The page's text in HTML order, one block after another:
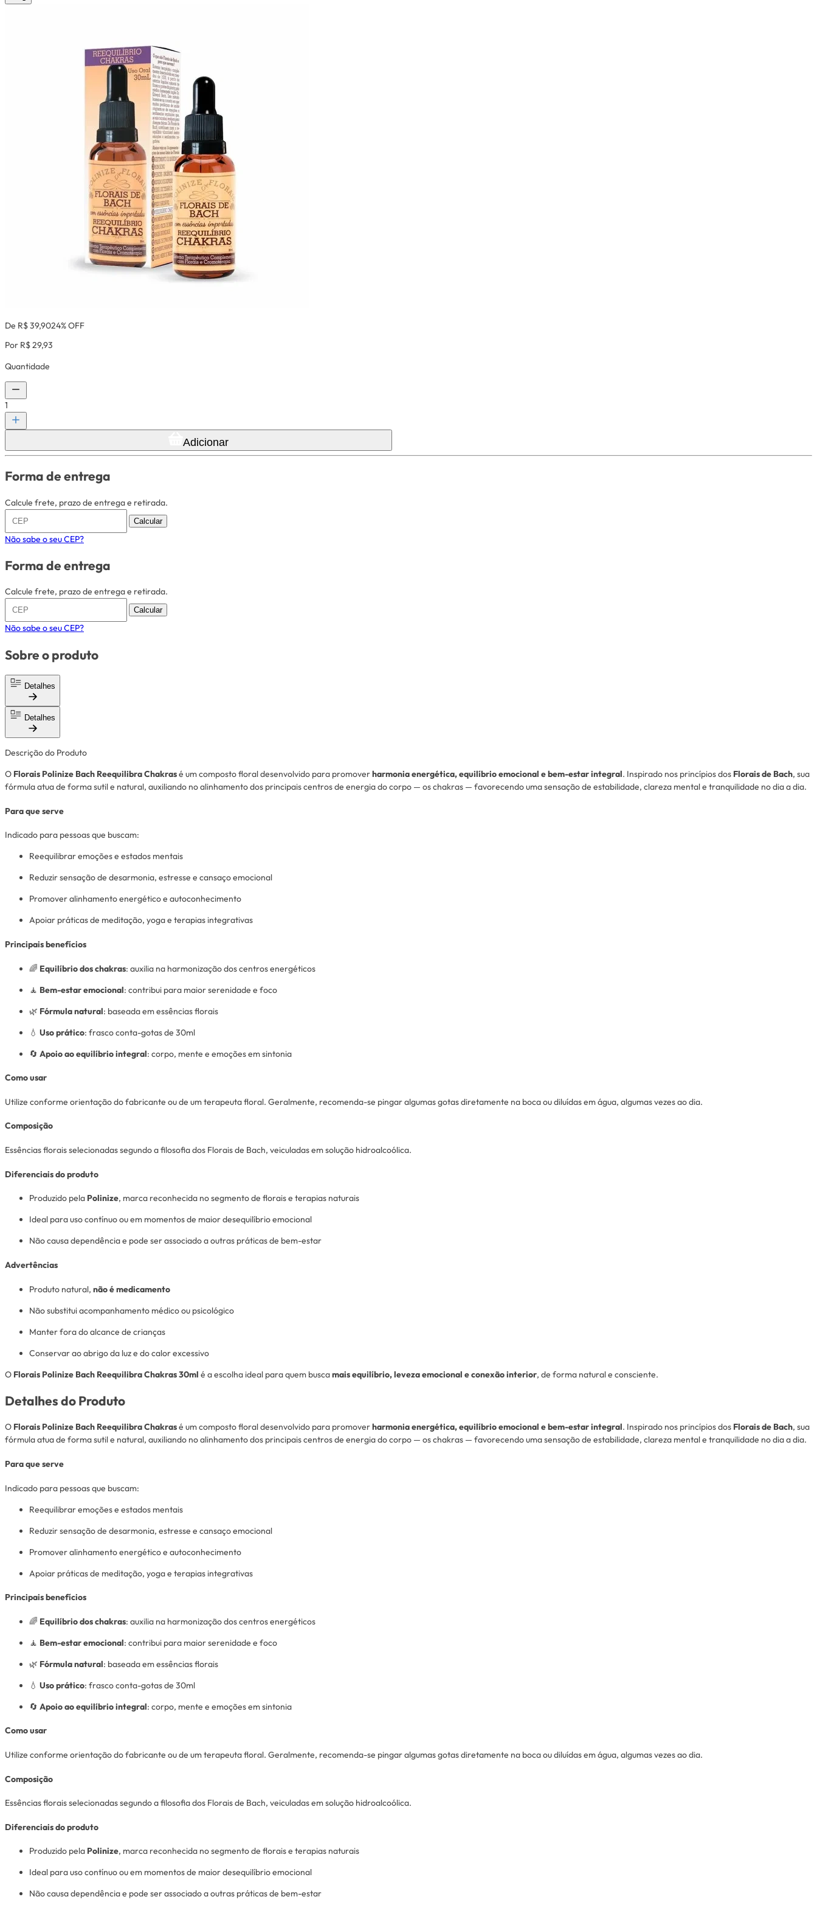
De R$ 39,9024% OFF
Por R$ 29,93
Quantidade
1
Adicionar
Forma de entrega
Calcule frete, prazo de entrega e retirada.
Calcular
Não sabe o seu CEP?
Forma de entrega
Calcule frete, prazo de entrega e retirada.
Calcular
Não sabe o seu CEP?
Sobre o produto
Detalhes
Detalhes
Descrição do Produto
O Florais Polinize Bach Reequilibra Chakrasé um composto floral desenvolvido para promoverharmonia energética, equilíbrio emocional e bem-estar integral. Inspirado nos princípios dos Florais de Bach, sua
fórmula atua de forma sutil e natural, auxiliando no alinhamento dos principais centros de energia do corpo — os chakras — favorecendo uma sensação de estabilidade, clareza mental e tranquilidade no dia a dia.
Para que serve
Indicado para pessoas que buscam:
Reequilibrar emoções e estados mentais
Reduzir sensação de desarmonia, estresse e cansaço emocional
Promover alinhamento energético e autoconhecimento
Apoiar práticas de meditação, yoga e terapias integrativas
Principais benefícios
🌈 Equilíbrio dos chakras: auxilia na harmonização dos centros energéticos
🧘 Bem-estar emocional: contribui para maior serenidade e foco
🌿 Fórmula natural: baseada em essências florais
💧 Uso prático: frasco conta-gotas de 30ml
🔄 Apoio ao equilíbrio integral: corpo, mente e emoções em sintonia
Como usar
Utilize conforme orientação do fabricante ou de um terapeuta floral. Geralmente, recomenda-se pingar algumas gotas diretamente na boca ou diluídas em água, algumas vezes ao dia.
Composição
Essências florais selecionadas segundo a filosofia dos Florais de Bach, veiculadas em solução hidroalcoólica.
Diferenciais do produto
Produzido pela Polinize, marca reconhecida no segmento de florais e terapias naturais
Ideal para uso contínuo ou em momentos de maior desequilíbrio emocional
Não causa dependência e pode ser associado a outras práticas de bem-estar
Advertências
Produto natural, não é medicamento
Não substitui acompanhamento médico ou psicológico
Manter fora do alcance de crianças
Conservar ao abrigo da luz e do calor excessivo
O Florais Polinize Bach Reequilibra Chakras 30ml é a escolha ideal para quem buscamais equilíbrio, leveza emocional e conexão interior, de forma natural e consciente.
Detalhes do Produto
O Florais Polinize Bach Reequilibra Chakrasé um composto floral desenvolvido para promoverharmonia energética, equilíbrio emocional e bem-estar integral. Inspirado nos princípios dos Florais de Bach, sua
fórmula atua de forma sutil e natural, auxiliando no alinhamento dos principais centros de energia do corpo — os chakras — favorecendo uma sensação de estabilidade, clareza mental e tranquilidade no dia a dia.
Para que serve
Indicado para pessoas que buscam:
Reequilibrar emoções e estados mentais
Reduzir sensação de desarmonia, estresse e cansaço emocional
Promover alinhamento energético e autoconhecimento
Apoiar práticas de meditação, yoga e terapias integrativas
Principais benefícios
🌈 Equilíbrio dos chakras: auxilia na harmonização dos centros energéticos
🧘 Bem-estar emocional: contribui para maior serenidade e foco
🌿 Fórmula natural: baseada em essências florais
💧 Uso prático: frasco conta-gotas de 30ml
🔄 Apoio ao equilíbrio integral: corpo, mente e emoções em sintonia
Como usar
Utilize conforme orientação do fabricante ou de um terapeuta floral. Geralmente, recomenda-se pingar algumas gotas diretamente na boca ou diluídas em água, algumas vezes ao dia.
Composição
Essências florais selecionadas segundo a filosofia dos Florais de Bach, veiculadas em solução hidroalcoólica.
Diferenciais do produto
Produzido pela Polinize, marca reconhecida no segmento de florais e terapias naturais
Ideal para uso contínuo ou em momentos de maior desequilíbrio emocional
Não causa dependência e pode ser associado a outras práticas de bem-estar